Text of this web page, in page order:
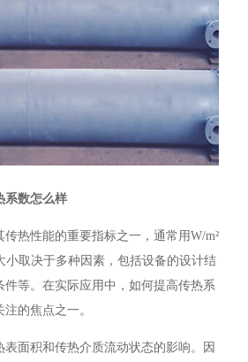
系数怎么样
热性能的重要指标之一，通常用W/m²
小取决于多种因素，包括设备的设计结
件等。在实际应用中，如何提高传热系
的焦点之一。
表面积和传热介质流动状态的影响。因